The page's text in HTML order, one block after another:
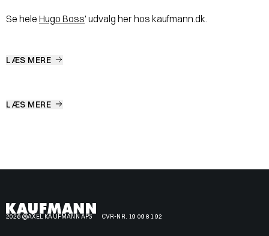
Se hele Hugo Boss' udvalg her hos kaufmann.dk.
LÆS MERE
LÆS MERE
2026 @AXEL KAUFMANN APS CVR-NR. 19 09 81 92